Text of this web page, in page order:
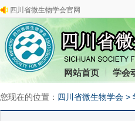
四川省微生物学会官网
网站首页 学会
您现在的位置： 四川省微生物学会 >